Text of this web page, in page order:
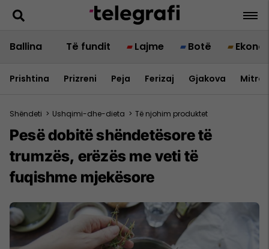
Ballina Të fundit Lajme Botë
Prishtina Prizreni Peja Ferizaj Gjakova
Shëndeti > Ushqimi-dhe-dieta > Të njohim produktet
Pesë dobitë shëndetësore të
trumzës, erëzës me veti të
fuqishme mjekësore